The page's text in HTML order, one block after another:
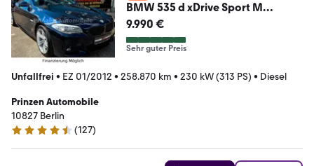
BMW 535 d xDrive Sport M
Sport*Pano*Head-Up*R.Cam*AH
9.990 €
Sehr guter Preis
Unfallfrei • EZ 01/2012 • 258.870 km • 230 kW (313 PS) • Diesel
Prinzen Automobile
10827 Berlin
4.5 Sterne
(127)